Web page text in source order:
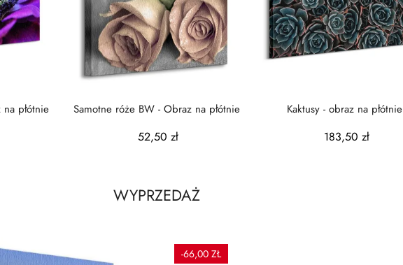
płótnie Samotne róże BW - Obraz na płótnie
52,50 zł
Kaktusy - obraz na płótnie
183,50 zł
WYPRZEDAŻ
-66,00 ZŁ